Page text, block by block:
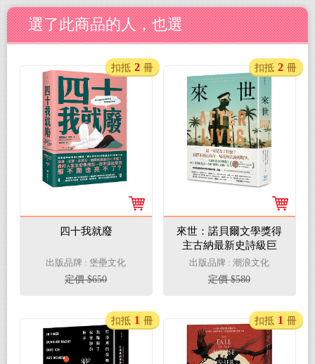
選了此商品的人，也選
四十我就廢
出版品牌 : 堡壘文化
定價 $650
扣抵 2 冊
來世：諾貝爾文學獎得
主古納最新史詩級巨
作，特別收錄諾貝爾文
學獎獲獎致辭〈寫作〉
【黑卡扉頁燙銀印製作
出版品牌 : 潮浪文化
定價 $580
扣抵 2 冊
扣抵 1 冊 扣抵 1 冊